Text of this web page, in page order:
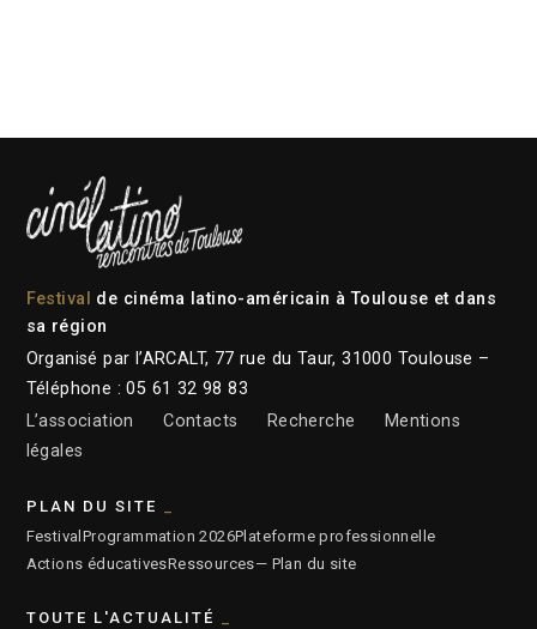
Festival de cinéma latino-américain à Toulouse et dans
sa région
Organisé par l’ARCALT, 77 rue du Taur, 31000 Toulouse –
Téléphone : 05 61 32 98 83
L’association
Contacts Recherche
Mentions
légales
PLAN DU SITE
Festival Programmation 2026Plateforme professionnelle
Actions éducativesRessources— Plan du site
TOUTE L'ACTUALITÉ